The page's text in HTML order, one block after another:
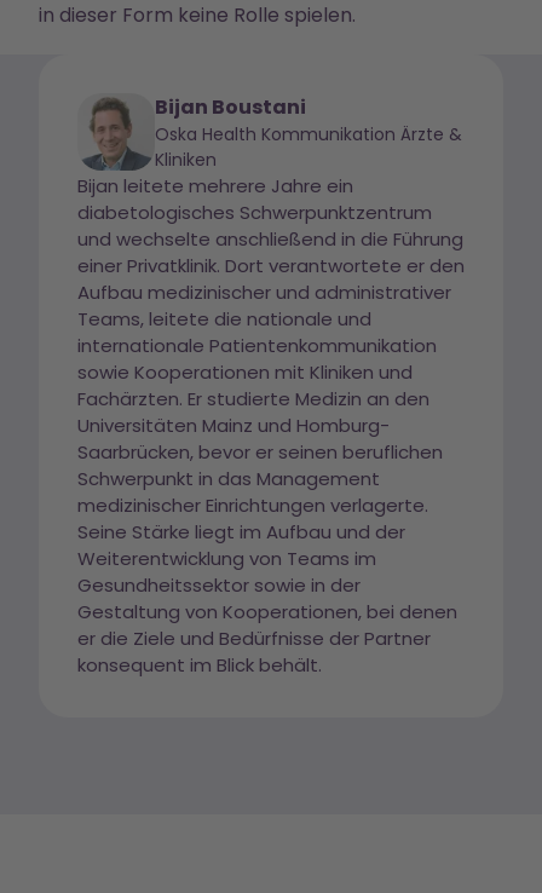
in dieser Form keine Rolle spielen.
Bijan Boustani
Oska Health Kommunikation Ärzte &
Kliniken
Bijan leitete mehrere Jahre ein
diabetologisches Schwerpunktzentrum
und wechselte anschließend in die Führung
einer Privatklinik. Dort verantwortete er den
Aufbau medizinischer und administrativer
Teams, leitete die nationale und
internationale Patientenkommunikation
sowie Kooperationen mit Kliniken und
Fachärzten. Er studierte Medizin an den
Universitäten Mainz und Homburg-
Saarbrücken, bevor er seinen beruflichen
Schwerpunkt in das Management
medizinischer Einrichtungen verlagerte.
Seine Stärke liegt im Aufbau und der
Weiterentwicklung von Teams im
Gesundheitssektor sowie in der
Gestaltung von Kooperationen, bei denen
er die Ziele und Bedürfnisse der Partner
konsequent im Blick behält.